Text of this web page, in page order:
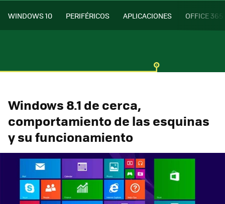
WINDOWS 10 PERIFÉRICOS APLICACIONES OFFICE 365
Windows 8.1 de cerca,
comportamiento de las esquinas
y su funcionamiento